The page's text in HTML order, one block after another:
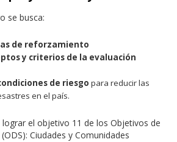
se busca:
de reforzamiento
y criterios de la evaluación
de riesgo para reducir las
en el país.
lograr el objetivo 11 de los Objetivos de
Ciudades y Comunidades